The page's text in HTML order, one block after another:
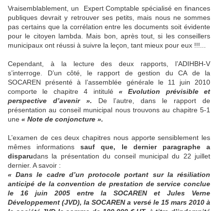
Vraisemblablement, un
Expert Comptable spécialisé en finances
publiques devrait y retrouver ses petits, mais nous ne sommes
pas certains que la corrélation entre les documents soit évidente
pour le citoyen lambda. Mais bon, après tout, si les conseillers
municipaux ont réussi à suivre la leçon, tant mieux pour eux !!!...
Cependant, à la lecture des deux rapports, l’ADIHBH-V
s’interroge. D’un côté, le rapport de gestion du CA de la
SOCAREN présenté à l’assemblée générale le 11 juin 2010
comporte le chapitre 4 intitulé « Evolution prévisible et
perspective d’avenir ».
De l’autre, dans le rapport de
présentation au conseil municipal nous trouvons au chapitre 5-1
une « Note de conjoncture ».
L’examen de ces deux chapitres nous apporte sensiblement les
mêmes informationssauf que, le dernier paragraphe a
disparudans la présentation du conseil municipal du 22 juillet
dernier. A savoir :
« Dans le cadre d’un protocole portant sur la résiliation
anticipé de la convention de prestation de service conclue
le 16 juin 2005 entre la SOCAREN et Jules Verne
Développement (JVD), la SOCAREN a versé le 15 mars 2010 à